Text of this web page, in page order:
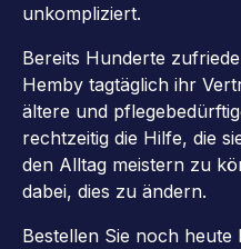
unkompliziert.
Bereits Hunderte
Hemby tagtäglich ihr
ältere und
rechtzeitig die Hilfe, die
den Alltag meistern zu
dabei, dies zu ändern.
Bestellen Sie noch heute